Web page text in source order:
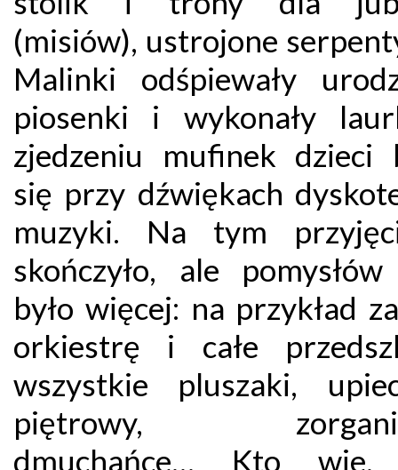
(misiów), ustrojone
Malinki odśpiewały
piosenki i wykonały
zjedzeniu mufinek dzieci
się przy dźwiękach
muzyki. Na tym
skończyło, ale
było więcej: na przykład
orkiestrę i całe
wszystkie pluszaki,
piętrowy,
dmuchańce… Kto wie,